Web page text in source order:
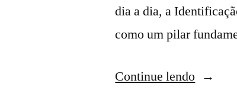
dia a dia, a
como um pilar
Continue lendo